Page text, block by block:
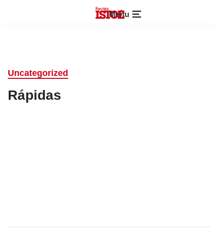
Menu
Uncategorized
Rápidas